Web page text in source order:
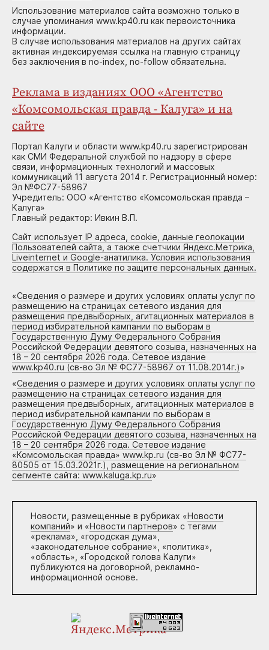
Использование материалов сайта возможно только в
случае упоминания www.kp40.ru как первоисточника
информации.
В случае использования материалов на других сайтах
активная индексируемая ссылка на главную страницу
без заключения в no-index, no-follow обязательна.
Реклама в изданиях ООО «Агентство
«Комсомольская правда - Калуга» и на
сайте
Портал Калуги и области www.kp40.ru зарегистрирован
как СМИ Федеральной службой по надзору в сфере
связи, информационных технологий и массовых
коммуникаций 11 августа 2014 г. Регистрационный номер:
Эл №ФС77-58967
Учредитель: ООО «Агентство «Комсомольская правда –
Калуга»
Главный редактор: Ивкин В.П.
Сайт использует IP адреса, cookie, данные геолокации
Пользователей сайта, а также счетчики Яндекс.Метрика,
Liveinternet и Google-анатилика. Условия использования
содержатся в Политике по защите персональных данных.
«Сведения о размере и других условиях оплаты услуг по
размещению на страницах сетевого издания для
размещения предвыборных, агитационных материалов в
период избирательной кампании по выборам в
Государственную Думу Федерального Собрания
Российской Федерации девятого созыва, назначенных на
18 – 20 сентября 2026 года. Сетевое издание
www.kp40.ru (св-во Эл № ФС77-58967 от 11.08.2014г.)»
«Сведения о размере и других условиях оплаты услуг по
размещению на страницах сетевого издания для
размещения предвыборных, агитационных материалов в
период избирательной кампании по выборам в
Государственную Думу Федерального Собрания
Российской Федерации девятого созыва, назначенных на
18 – 20 сентября 2026 года. Сетевое издание
«Комсомольская правда» www.kp.ru (св-во Эл № ФС77-
80505 от 15.03.2021г.), размещение на региональном
сегменте сайта: www.kaluga.kp.ru»
Новости, размещенные в рубриках «Новости
компаний» и «Новости партнеров» с тегами
«реклама», «городская дума»,
«законодательное собрание», «политика»,
«область», «Городской голова Калуги»
публикуются на договорной, рекламно-
информационной основе.